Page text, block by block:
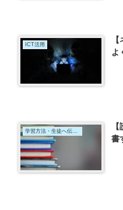
ICT活用
よ
学習方法・生徒へ伝えたいこと
書